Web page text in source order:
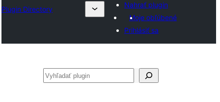
Plugin Directory
Nahrať plugin
Moje obľúbené
Prihlásiť sa
Hľadať